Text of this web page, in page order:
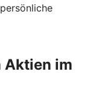
Aktien im